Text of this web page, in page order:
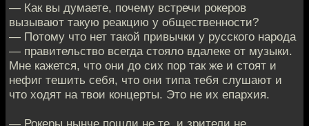
— Как вы думаете, почему встречи рокеров
вызывают такую реакцию у общественности?
— Потому что нет такой привычки у русского народа
— правительство всегда стояло вдалеке от музыки.
Мне кажется, что они до сих пор так же и стоят и
нефиг тешить себя, что они типа тебя слушают и
что ходят на твои концерты. Это не их епархия.